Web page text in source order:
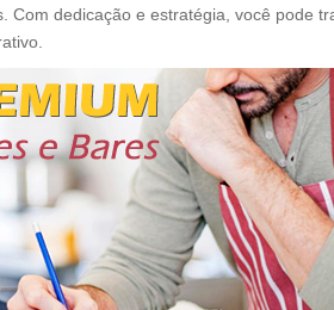
dedicação e estratégia, você pode